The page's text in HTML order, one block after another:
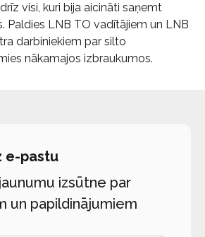
visi, kuri bija aicināti saņemt
Paldies LNB TO vadītājiem un LNB
darbiniekiem par silto
nākamajos izbraukumos.
e-pastu
izsūtne par
un papildinājumiem